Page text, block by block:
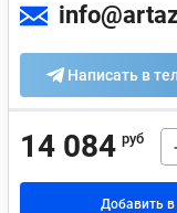
Написать в
14 084 руб
Добавить в